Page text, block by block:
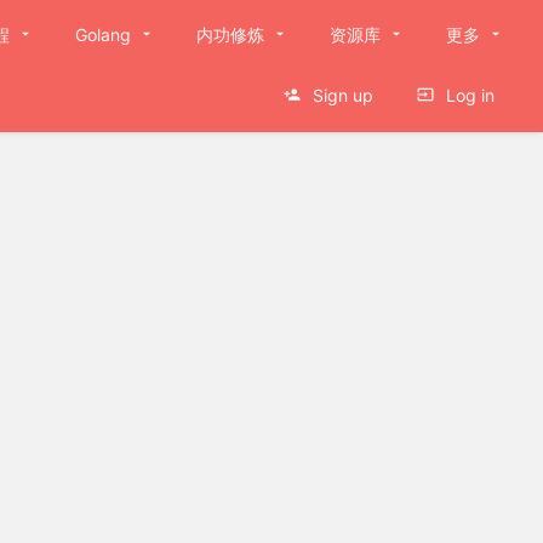
Golang 内功修炼 资源库 更多
Sign up Log in